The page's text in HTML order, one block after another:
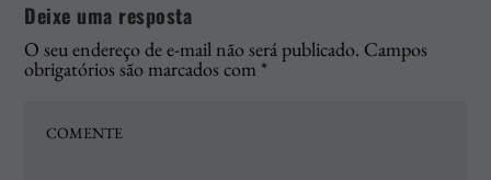
Deixe uma resposta
O seu endereço de e-mail não será publicado. Campos
obrigatórios são marcados com *